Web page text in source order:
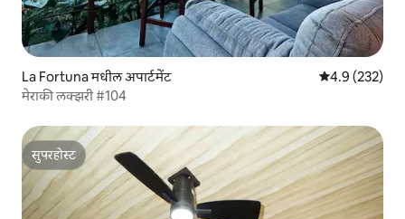
La Fortuna मधील अपार्टमेंट 5 पैकी 4.9
4.9 (232)
मेराकी लक्झरी #104
सुपरहोस्ट
सुपरहोस्ट